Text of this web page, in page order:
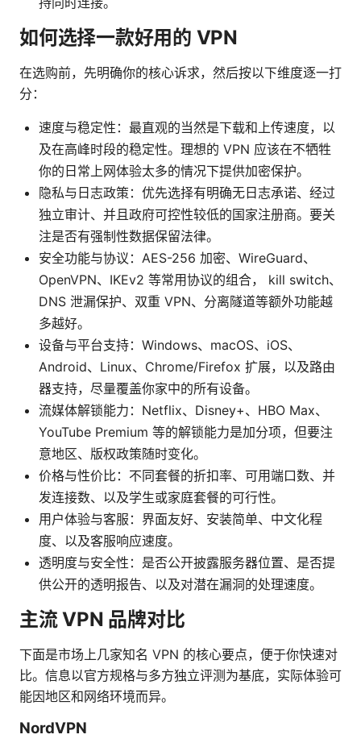
如何选择一款好用的 VPN
在选购前，先明确你的核心诉求，然后按以下维度逐一打
分：
速度与稳定性：最直观的当然是下载和上传速度，以
及在高峰时段的稳定性。理想的 VPN 应该在不牺牲
你的日常上网体验太多的情况下提供加密保护。
隐私与日志政策：优先选择有明确无日志承诺、经过
独立审计、并且政府可控性较低的国家注册商。要关
注是否有强制性数据保留法律。
安全功能与协议：AES-256 加密、WireGuard、
OpenVPN、IKEv2 等常用协议的组合， kill switch、
DNS 泄漏保护、双重 VPN、分离隧道等额外功能越
多越好。
设备与平台支持：Windows、macOS、iOS、
Android、Linux、Chrome/Firefox 扩展，以及路由
器支持，尽量覆盖你家中的所有设备。
流媒体解锁能力：Netflix、Disney+、HBO Max、
YouTube Premium 等的解锁能力是加分项，但要注
意地区、版权政策随时变化。
价格与性价比：不同套餐的折扣率、可用端口数、并
发连接数、以及学生或家庭套餐的可行性。
用户体验与客服：界面友好、安装简单、中文化程
度、以及客服响应速度。
透明度与安全性：是否公开披露服务器位置、是否提
供公开的透明报告、以及对潜在漏洞的处理速度。
主流 VPN 品牌对比
下面是市场上几家知名 VPN 的核心要点，便于你快速对
比。信息以官方规格与多方独立评测为基底，实际体验可
能因地区和网络环境而异。
NordVPN